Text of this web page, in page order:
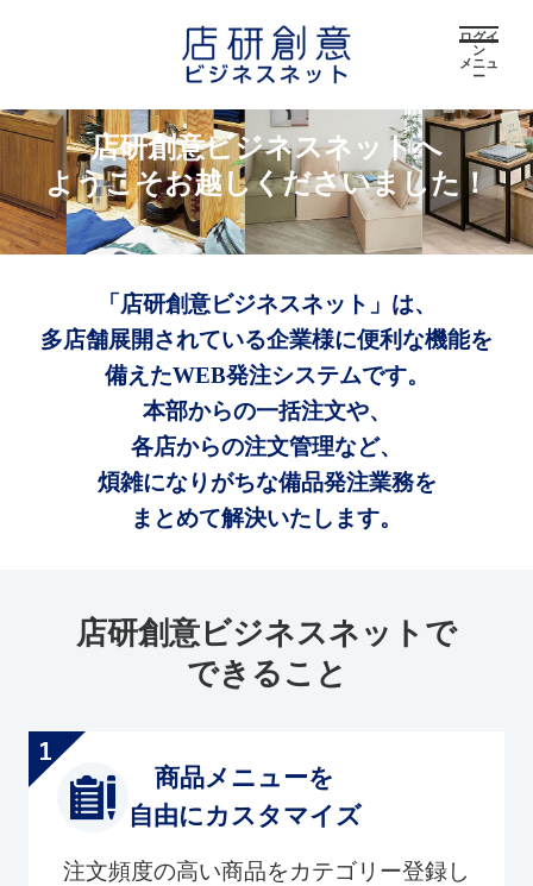
ログイ
ン
メニュ
ー
店研創意ビジネスネットへ
ようこそお越しくださいました！
「店研創意ビジネスネット」は、
多店舗展開されている企業様に便利な機能を
備えたWEB発注システムです。
本部からの一括注文や、
各店からの注文管理など、
煩雑になりがちな備品発注業務を
まとめて解決いたします。
店研創意ビジネスネットで
できること
商品メニューを
自由にカスタマイズ
注文頻度の高い商品をカテゴリー登録し